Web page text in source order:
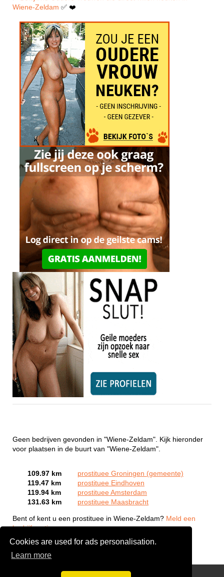
Cookies are used for ads personalisation.
Learn more
Wiene-Zeldam ✅ ❤️
Geen bedrijven gevonden in "Wiene-Zeldam". Kijk hieronder
voor plaatsen in de buurt van "Wiene-Zeldam".
109.97 km
prostituee Groningen (gemeente)
119.47 km
prostituee Eindhoven
119.94 km
prostituee Amsterdam
131.63 km
prostituee Maasbracht
Bent of kent u een prostituee in Wiene-Zeldam? Meld een
bedrijf gratis aan